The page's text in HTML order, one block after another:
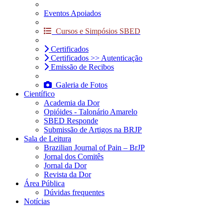
Eventos Apoiados
Cursos e Simpósios SBED
Certificados
Certificados >> Autenticação
Emissão de Recibos
Galeria de Fotos
Científico
Academia da Dor
Opióides - Talonário Amarelo
SBED Responde
Submissão de Artigos na BRJP
Sala de Leitura
Brazilian Journal of Pain – BrJP
Jornal dos Comitês
Jornal da Dor
Revista da Dor
Área Pública
Dúvidas frequentes
Notícias